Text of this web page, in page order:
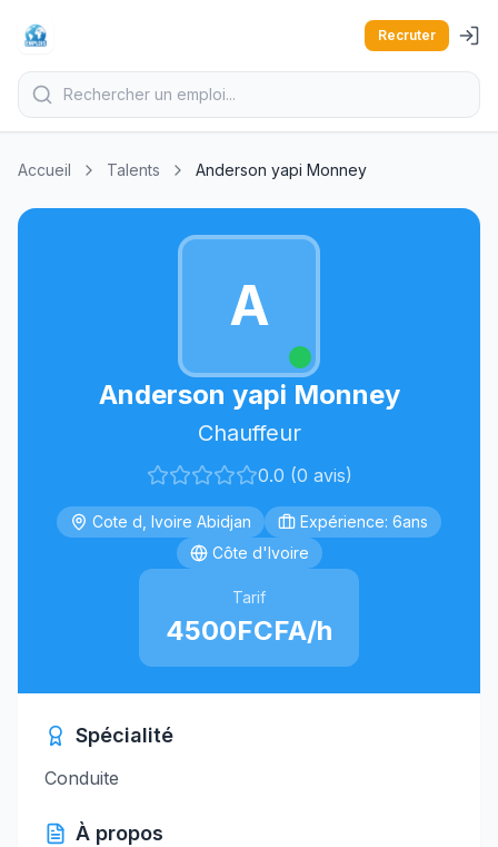
Recruter
Accueil Talents Anderson yapi Monney
A
Anderson yapi Monney
Chauffeur
0.0 (0 avis)
Cote d, Ivoire Abidjan
Expérience: 6ans
Côte d'Ivoire
Tarif
4500FCFA/h
Spécialité
Conduite
À propos